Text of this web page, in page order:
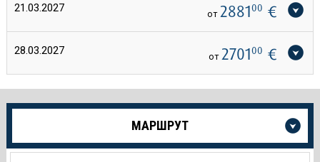
21.03.2027 от 288100 €
28.03.2027 от 270100 €
Още
за
МАРШРУТ